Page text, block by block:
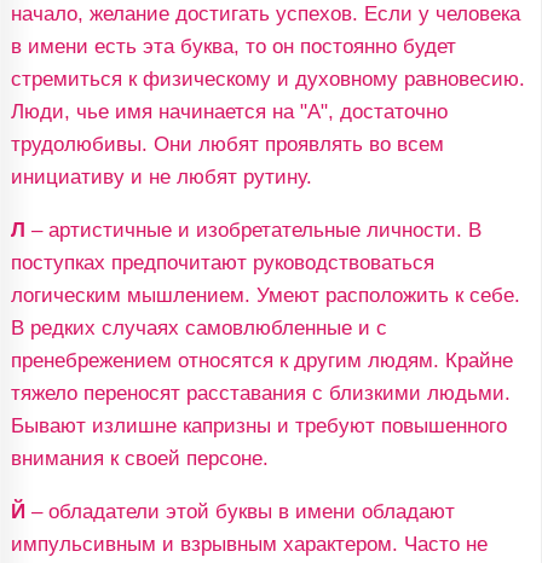
начало, желание достигать успехов. Если у человека
в имени есть эта буква, то он постоянно будет
стремиться к физическому и духовному равновесию.
Люди, чье имя начинается на "А", достаточно
трудолюбивы. Они любят проявлять во всем
инициативу и не любят рутину.
Л – артистичные и изобретательные личности. В
поступках предпочитают руководствоваться
логическим мышлением. Умеют расположить к себе.
В редких случаях самовлюбленные и с
пренебрежением относятся к другим людям. Крайне
тяжело переносят расставания с близкими людьми.
Бывают излишне капризны и требуют повышенного
внимания к своей персоне.
Й – обладатели этой буквы в имени обладают
импульсивным и взрывным характером. Часто не